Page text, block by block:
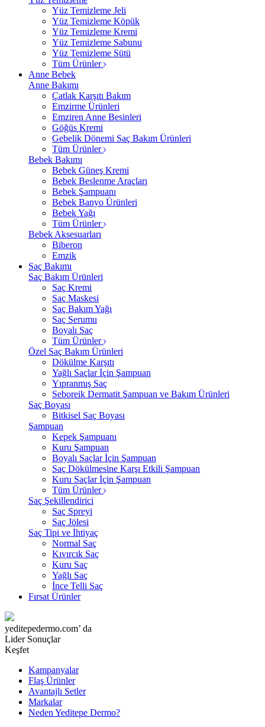
Yüz Temizleme Jeli
Yüz Temizleme Köpük
Yüz Temizleme Kremi
Yüz Temizleme Sabunu
Yüz Temizleme Sütü
Tüm Ürünler
Anne Bebek
Anne Bakımı
Çatlak Karşıtı Bakım
Emzirme Ürünleri
Emziren Anne Besinleri
Göğüs Kremi
Gebelik Dönemi Saç Bakım Ürünleri
Tüm Ürünler
Bebek Bakımı
Bebek Güneş Kremi
Bebek Beslenme Araçları
Bebek Şampuanı
Bebek Banyo Ürünleri
Bebek Yağı
Tüm Ürünler
Bebek Aksesuarları
Biberon
Emzik
Saç Bakımı
Saç Bakım Ürünleri
Saç Kremi
Saç Maskesi
Saç Bakım Yağı
Saç Serumu
Boyalı Saç
Tüm Ürünler
Özel Saç Bakım Ürünleri
Dökülme Karşıtı
Yağlı Saçlar İçin Şampuan
Yıpranmış Saç
Seboreik Dermatit Şampuan ve Bakım Ürünleri
Saç Boyası
Bitkisel Saç Boyası
Şampuan
Kepek Şampuanı
Kuru Şampuan
Boyalı Saçlar İçin Şampuan
Saç Dökülmesine Karşı Etkili Şampuan
Kuru Saçlar İçin Şampuan
Tüm Ürünler
Saç Şekillendirici
Saç Spreyi
Saç Jölesi
Saç Tipi ve İhtiyaç
Normal Saç
Kıvırcık Saç
Kuru Saç
Yağlı Saç
İnce Telli Saç
Fırsat Ürünler
yeditepedermo.com’ da
Lider Sonuçlar
Keşfet
Kampanyalar
Flaş Ürünler
Avantajlı Setler
Markalar
Neden Yeditepe Dermo?